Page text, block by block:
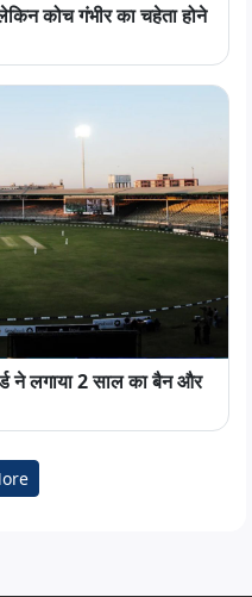
कोच गंभीर का चहेता होने
ने लगाया 2 साल का बैन और